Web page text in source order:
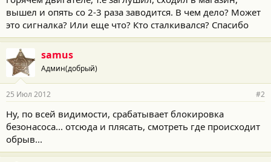
вышел и опять со 2-3 раза заводится. В чем дело? Может
это сигналка? Или еще что? Кто сталкивался? Спасибо
samus
Админ(добрый)
25 Июл 2012 #2
Ну, по всей видимости, срабатывает блокировка
безонасоса... отсюда и плясать, смотреть где происходит
обрыв...